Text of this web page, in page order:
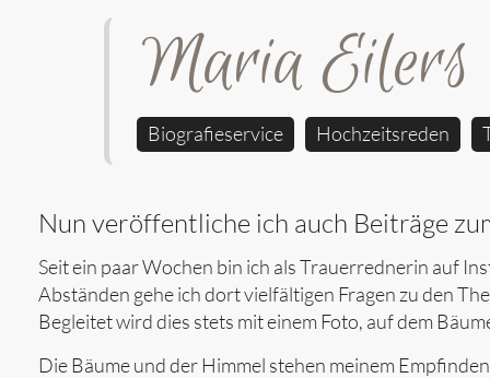
Biografieservice Hochzeitsreden
Nun veröffentliche ich auch Beiträge
Seit ein paar Wochen bin ich als Trauerrednerin auf
Abständen gehe ich dort vielfältigen Fragen zu den
Begleitet wird dies stets mit einem Foto, auf dem
Die Bäume und der Himmel stehen meinem
Maria Eilers